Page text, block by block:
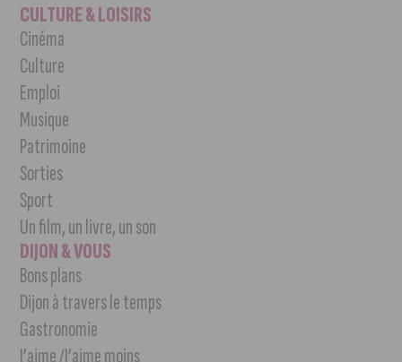
CULTURE & LOISIRS
Cinéma
Culture
Emploi
Musique
Patrimoine
Sorties
Sport
Un film, un livre, un son
DIJON & VOUS
Bons plans
Dijon à travers le temps
Gastronomie
J’aime /J’aime moins